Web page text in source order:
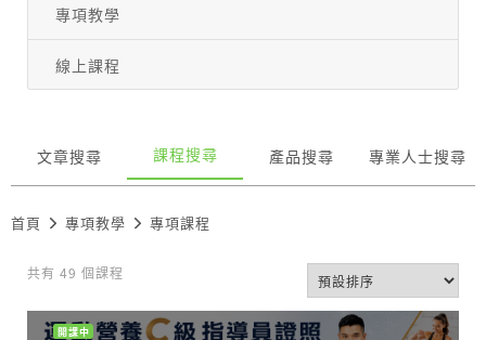
專項教學
線上課程
文章搜尋 課程搜尋 產品搜尋 專業人士搜尋
首頁 專項教學 專項課程
共有 49 個課程
開課中